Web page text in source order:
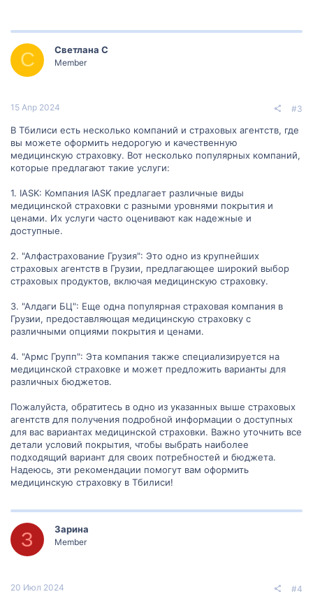
С Светлана С
Member
15 Апр 2024 #3
В Тбилиси есть несколько компаний и страховых агентств, где
вы можете оформить недорогую и качественную
медицинскую страховку. Вот несколько популярных компаний,
которые предлагают такие услуги:
1. IASK: Компания IASK предлагает различные виды
медицинской страховки с разными уровнями покрытия и
ценами. Их услуги часто оценивают как надежные и
доступные.
2. "Алфастрахование Грузия": Это одно из крупнейших
страховых агентств в Грузии, предлагающее широкий выбор
страховых продуктов, включая медицинскую страховку.
3. "Алдаги БЦ": Еще одна популярная страховая компания в
Грузии, предоставляющая медицинскую страховку с
различными опциями покрытия и ценами.
4. "Армс Групп": Эта компания также специализируется на
медицинской страховке и может предложить варианты для
различных бюджетов.
Пожалуйста, обратитесь в одно из указанных выше страховых
агентств для получения подробной информации о доступных
для вас вариантах медицинской страховки. Важно уточнить все
детали условий покрытия, чтобы выбрать наиболее
подходящий вариант для своих потребностей и бюджета.
Надеюсь, эти рекомендации помогут вам оформить
медицинскую страховку в Тбилиси!
З Зарина
Member
20 Июл 2024 #4